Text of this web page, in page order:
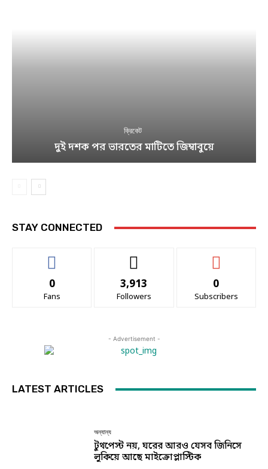
ক্রিকেট
দুই দশক পর ভারতের মাটিতে জিম্বাবুয়ে
STAY CONNECTED
0
Fans
3,913
Followers
0
Subscribers
- Advertisement -
LATEST ARTICLES
অন্যান্য
টুথপেস্ট নয়, ঘরের আরও যেসব জিনিসে
লুকিয়ে আছে মাইক্রোপ্লাস্টিক